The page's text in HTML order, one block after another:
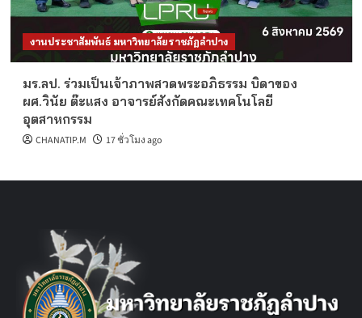
งานประชาสัมพันธ์ มหาวิทยาลัยราชภัฏลำปาง
มร.ลป. ร่วมเป็นเจ้าภาพสวดพระอภิธรรม บิดาของ
ผศ.วินัย ต๊ะแสง อาจารย์สังกัดคณะเทคโนโลยี
อุตสาหกรรม
CHANATIP.M 17 ชั่วโมง ago